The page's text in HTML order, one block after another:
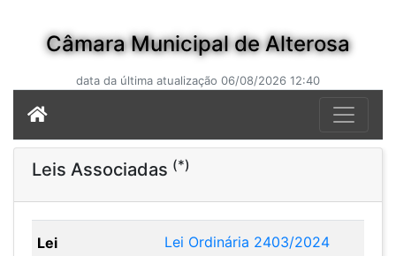
Câmara Municipal de Alterosa
data da última atualização 06/08/2026 12:40
Leis Associadas (*)
Lei Ordinária 2403/2024